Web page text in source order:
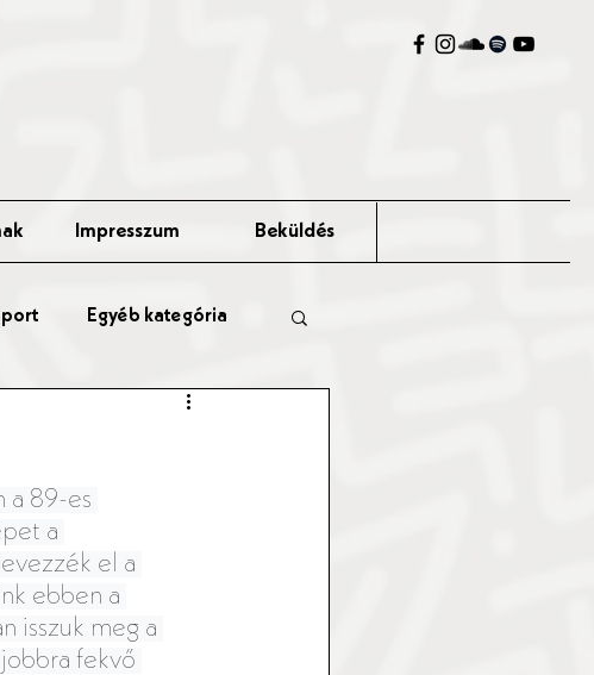
Impresszum Beküldés
Egyéb kategória
a 89-es
a
el a
ebben a
isszuk meg a
fekvő